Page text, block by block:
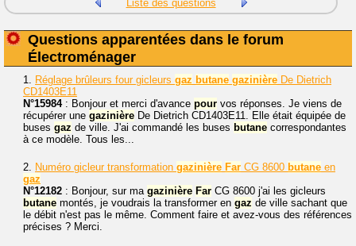
Liste des questions
Questions apparentées dans le forum
Électroménager
1. Réglage brûleurs four gicleurs gaz butane gazinière De Dietrich
CD1403E11
N°15984: Bonjour et merci d'avance pour vos réponses. Je viens de
récupérer une gazinière De Dietrich CD1403E11. Elle était équipée de
buses gaz de ville. J'ai commandé les buses butane correspondantes
à ce modèle. Tous les...
2. Numéro gicleur transformation gazinière Far CG 8600 butane en
gaz
N°12182 : Bonjour, sur ma gazinière Far CG 8600 j'ai les gicleurs
butane montés, je voudrais la transformer en gaz de ville sachant que
le débit n'est pas le même. Comment faire et avez-vous des références
précises ? Merci.